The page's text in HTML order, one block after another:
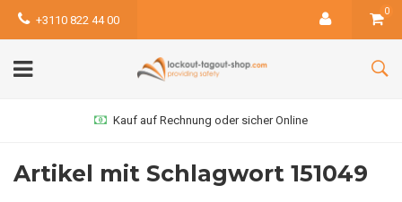
+3110 822 44 00
0
Kauf auf Rechnung oder sicher Online
Artikel mit Schlagwort 151049